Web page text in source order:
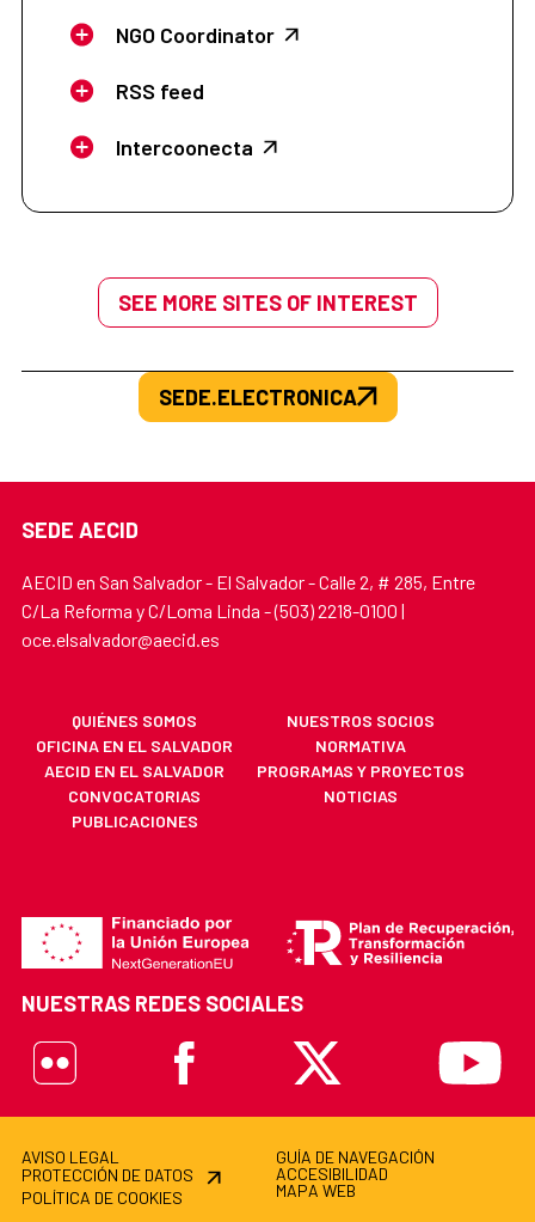
NGO Coordinator
RSS feed
Intercoonecta
SEE MORE SITES OF INTEREST
SEDE.ELECTRONICA
SEDE AECID
AECID en San Salvador - El Salvador - Calle 2, # 285, Entre
C/La Reforma y C/Loma Linda - (503) 2218-0100 |
oce.elsalvador@aecid.es
QUIÉNES SOMOS
NUESTROS SOCIOS
OFICINA EN EL SALVADOR
NORMATIVA
AECID EN EL SALVADOR
PROGRAMAS Y PROYECTOS
CONVOCATORIAS
NOTICIAS
PUBLICACIONES
NUESTRAS REDES SOCIALES
Flickr
Facebook X Youtube
AVISO LEGAL
PROTECCIÓN DE DATOS
POLÍTICA DE COOKIES
GUÍA DE NAVEGACIÓN
ACCESIBILIDAD
MAPA WEB